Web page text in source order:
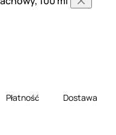
Płatność Dostawa